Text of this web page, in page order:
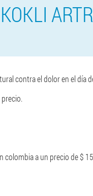
contra el dolor en el día
a un precio de $